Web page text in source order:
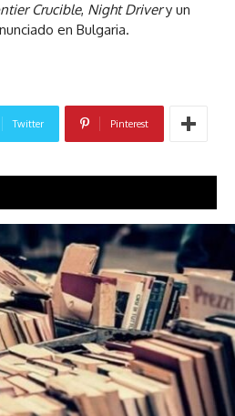
Crucible, Night Drivery un
en Bulgaria.
Twitter Pinterest